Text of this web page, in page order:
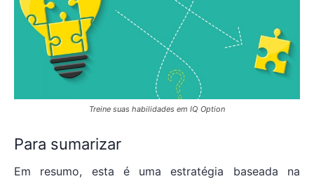
Treine suas habilidades em IQ Option
Para sumarizar
Em resumo, esta é uma estratégia baseada na